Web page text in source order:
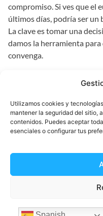
Utilizamos cookies y
mantener la seguridad del sitio,
contenidos. Puedes aceptar
esenciales o configurar tus
compromiso. Si ves que el
últimos días, podría ser un
La clave es tomar una
damos la herramienta
convenga.
¿Qué necesito
¡Es mucho más fácil y
diseñado el proceso para
perder tiempo.
Solo tienes que seguir estos
Descarga la app de